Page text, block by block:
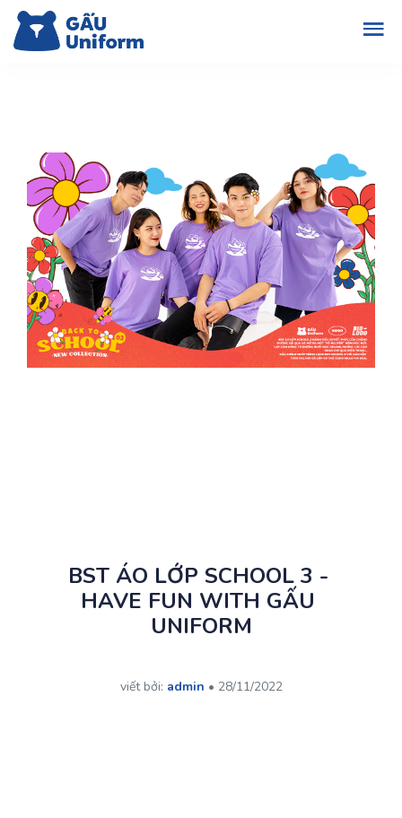
BST ÁO LỚP SCHOOL 3 -
HAVE FUN WITH GẤU
UNIFORM
viết bởi: admin • 28/11/2022